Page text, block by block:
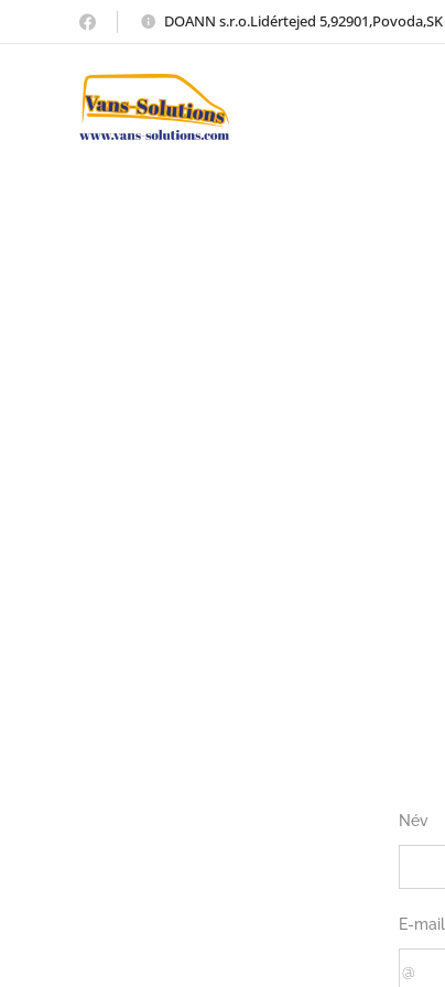
DOANN s.r.o.Lidértejed 5,92901,Povoda,SK
Név
E-mail